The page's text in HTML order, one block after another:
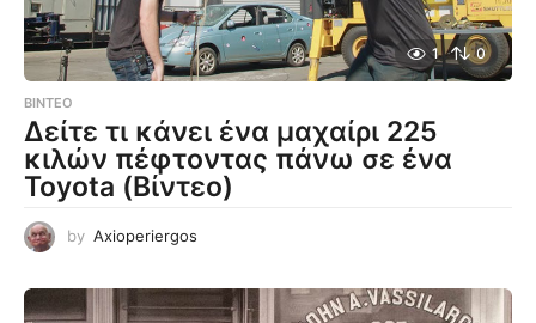
1 0
ΒΊΝΤΕΟ
Δείτε τι κάνει ένα μαχαίρι 225
κιλών πέφτοντας πάνω σε ένα
Toyota (Βίντεο)
by Axioperiergos